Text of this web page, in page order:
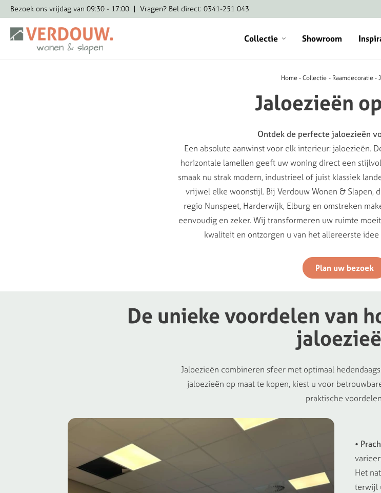
Bezoek ons vrijdag van 09:30 - 17:00 | Vragen? Bel direct: 0341-251 043
Collectie Showroom
Home Collectie Raamdecoratie
Jaloezieën
Ontdek de perfecte jaloezieën
Een absolute aanwinst voor elk interieur: jaloezieën.
horizontale lamellen geeft uw woning direct een
smaak nu strak modern, industrieel of juist klassiek
vrijwel elke woonstijl. Bij Verdouw Wonen & Slapen,
regio Nunspeet, Harderwijk, Elburg en omstreken
eenvoudig en zeker. Wij transformeren uw ruimte
kwaliteit en ontzorgen u van het allereerste
Plan uw bezoek
De unieke voordelen van
Jaloezieën combineren sfeer met optimaal
jaloezieën op maat te kopen, kiest u voor
praktische
•
Het
terwijl